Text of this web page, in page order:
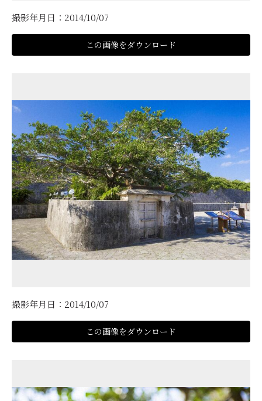
撮影年月日：2014/10/07
この画像をダウンロード
撮影年月日：2014/10/07
この画像をダウンロード